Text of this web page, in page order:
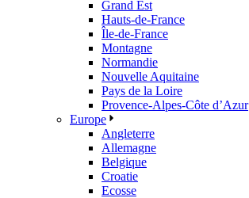
Grand Est
Hauts-de-France
Île-de-France
Montagne
Normandie
Nouvelle Aquitaine
Pays de la Loire
Provence-Alpes-Côte d’Azur
Europe
Angleterre
Allemagne
Belgique
Croatie
Ecosse